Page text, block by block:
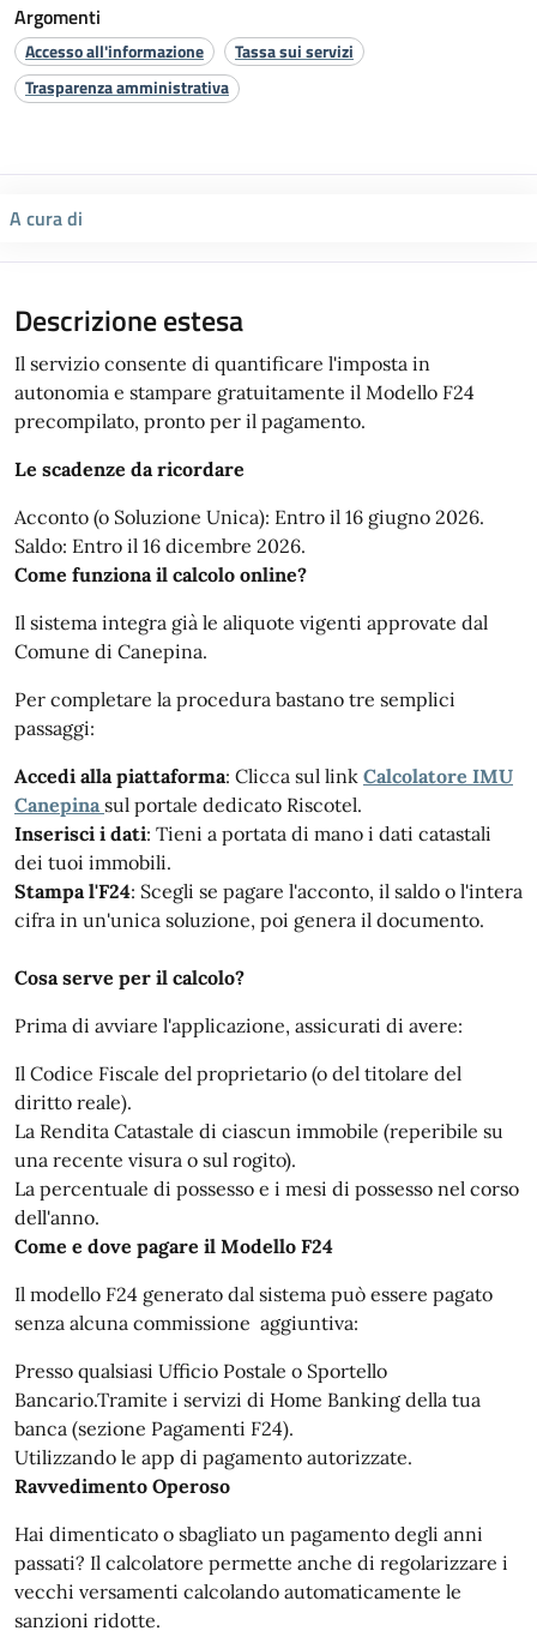
Argomenti
Accesso all'informazione
Tassa sui servizi
Trasparenza amministrativa
A cura di
Descrizione estesa
Il servizio consente di quantificare l'imposta in
autonomia e stampare gratuitamente il Modello F24
precompilato, pronto per il pagamento.
Le scadenze da ricordare
Acconto (o Soluzione Unica): Entro il 16 giugno 2026.
Saldo: Entro il 16 dicembre 2026.
Come funziona il calcolo online?
Il sistema integra già le aliquote vigenti approvate dal
Comune di Canepina.
Per completare la procedura bastano tre semplici
passaggi:
Accedi alla piattaforma: Clicca sul link Calcolatore IMU
Canepina sul portale dedicato Riscotel.
Inserisci i dati: Tieni a portata di mano i dati catastali
dei tuoi immobili.
Stampa l'F24: Scegli se pagare l'acconto, il saldo o l'intera
cifra in un'unica soluzione, poi genera il documento.
Cosa serve per il calcolo?
Prima di avviare l'applicazione, assicurati di avere:
Il Codice Fiscale del proprietario (o del titolare del
diritto reale).
La Rendita Catastale di ciascun immobile (reperibile su
una recente visura o sul rogito).
La percentuale di possesso e i mesi di possesso nel corso
dell'anno.
Come e dove pagare il Modello F24
Il modello F24 generato dal sistema può essere pagato
senza alcuna commissione aggiuntiva:
Presso qualsiasi Ufficio Postale o Sportello
Bancario.Tramite i servizi di Home Banking della tua
banca (sezione Pagamenti F24).
Utilizzando le app di pagamento autorizzate.
Ravvedimento Operoso
Hai dimenticato o sbagliato un pagamento degli anni
passati? Il calcolatore permette anche di regolarizzare i
vecchi versamenti calcolando automaticamente le
sanzioni ridotte.